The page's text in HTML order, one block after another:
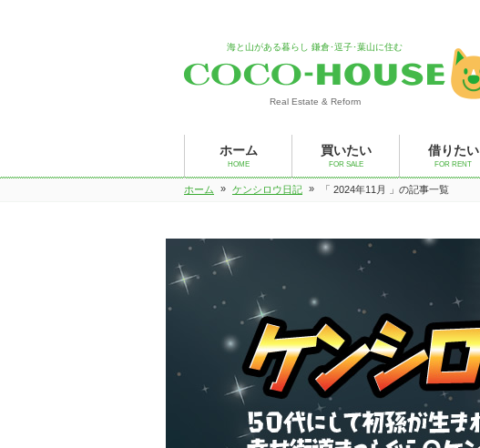
海と山がある暮らし 鎌倉･逗子･葉山に住む
Real Estate & Reform
ホーム
HOME
買いたい
FOR SALE
借りたい
FOR RENT
ホーム » ケンシロウ日記 » 「 2024年11月 」の記事一覧